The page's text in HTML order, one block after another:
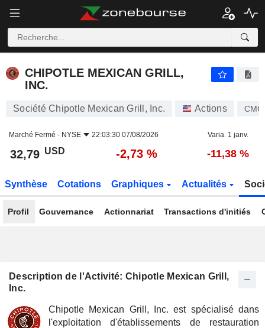
CHIPOTLE MEXICAN GRILL,
INC.
Société Chipotle Mexican Grill, Inc. Actions CMG
Marché Fermé - NYSE 22:03:30 07/08/2026 Varia. 1 janv.
32,79 USD -2,73 % -11,38 %
Synthèse Cotations Graphiques Actualités
Profil Gouvernance Actionnariat Transactions d'initiés
Description de l'Activité: Chipotle Mexican Grill,
Inc.
Chipotle Mexican Grill, Inc. est spécialisé dans
l'exploitation d'établissements de restauration